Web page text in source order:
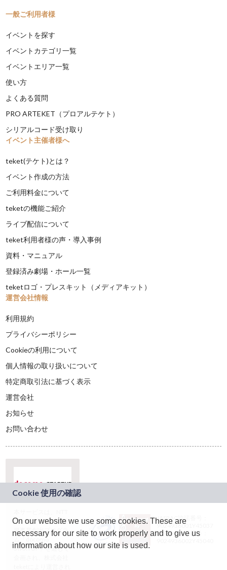
一般ご利用者様
イベントを探す
イベントカテゴリ一覧
イベントエリア一覧
使い方
よくある質問
PRO ARTEKET（プロアルテケト）
シリアルコード受け取り
イベント主催者様へ
teket(テケト)とは？
イベント作成の方法
ご利用料金について
teketの機能ご紹介
ライブ配信について
teket利用者様の声・導入事例
資料・マニュアル
登録済み劇場・ホール一覧
teketロゴ・プレスキット（メディアキット）
運営会社情報
利用規約
プライバシーポリシー
Cookieの利用について
個人情報の取り扱いについて
特定商取引法に基づく表示
運営会社
お知らせ
お問い合わせ
ドコモグループの新
規事業創出プログラ
ム「docomo
STARTUP」を通じて
JASRAC許諾番号：
9024936001Y45037
JASRAC許諾番号：
On our website we use some cookies. These are
necessary for our site to work properly and to give us
information about how our site is used.